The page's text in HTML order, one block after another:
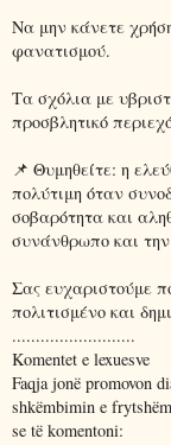
Να μην κάνετε
φανατισμού.
Τα σχόλια με
προσβλητικό
📌 Θυμηθείτε: η
πολύτιμη όταν
σοβαρότητα και
συνάνθρωπο και
Σας ευχαριστούμε
πολιτισμένο και
..........................
Komentet e lexuesve
Faqja jonë promovon
shkëmbimin e
se të komentoni: